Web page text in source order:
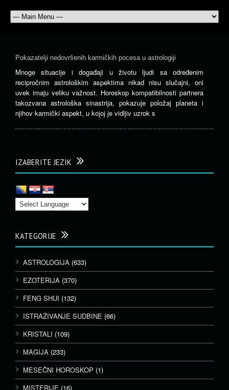
Pokazatelji nedovršenih karmičkih pocesa u astrologiji
Mnoge situacije i događaji u životu ljudi sa određenim
recipročnim astrološkim aspektima nikad nisu slučajni, oni
uvek imaju veliku važnost. Horoskop kompatibilnosti partnera
takozvana astrološka sinastrija, pokazuje položaj planeta i
njihov karmički aspekt, u kojoj je vidljiv uzrok s
IZABERITE JEZIK
KATEGORIJE
ASTROLOGIJA (633)
EZOTERIJA (370)
FENG SHUI (132)
ISTRAŽIVANJE SUDBINE (66)
KRISTALI (109)
MAGIJA (233)
MESEČNI HOROSKOP (1)
MISTERIJE (16)